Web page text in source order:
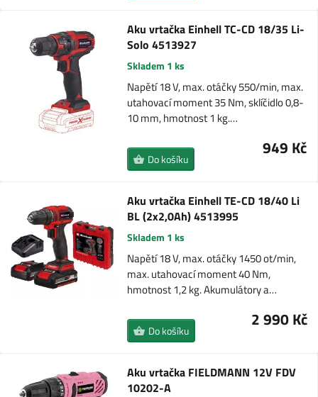
Aku vrtačka Einhell TC-CD 18/35 Li-
Solo 4513927
Skladem 1 ks
Napětí 18 V, max. otáčky 550/min, max.
utahovací moment 35 Nm, sklíčidlo 0,8-
10 mm, hmotnost 1 kg.…
949 Kč
Do košíku
Aku vrtačka Einhell TE-CD 18/40 Li
BL (2x2,0Ah) 4513995
Skladem 1 ks
Napětí 18 V, max. otáčky 1450 ot/min,
max. utahovací moment 40 Nm,
hmotnost 1,2 kg. Akumulátory a…
2 990 Kč
Do košíku
Aku vrtačka FIELDMANN 12V FDV
10202-A